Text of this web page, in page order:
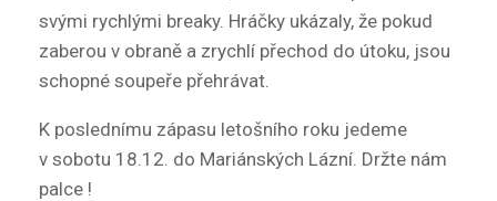
svými rychlými breaky. Hráčky ukázaly, že pokud
zaberou v obraně a zrychlí přechod do útoku, jsou
schopné soupeře přehrávat.
K poslednímu zápasu letošního roku jedeme
v sobotu 18.12. do Mariánských Lázní. Držte nám
palce !